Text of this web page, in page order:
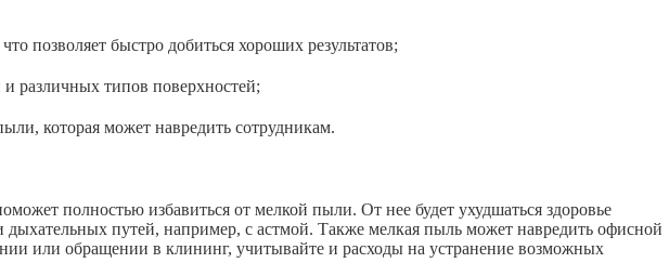
быстро добиться хороших результатов;
типов поверхностей;
которая может навредить сотрудникам.
полностью избавиться от мелкой пыли. От нее будет ухудшаться здоровье
дыхательных путей, например, с астмой. Также мелкая пыль может навредить офисной
или обращении в клининг, учитывайте и расходы на устранение возможных